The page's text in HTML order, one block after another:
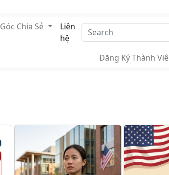
Góc Chia Sẻ
Liên
hệ
Đăng Ký Thành